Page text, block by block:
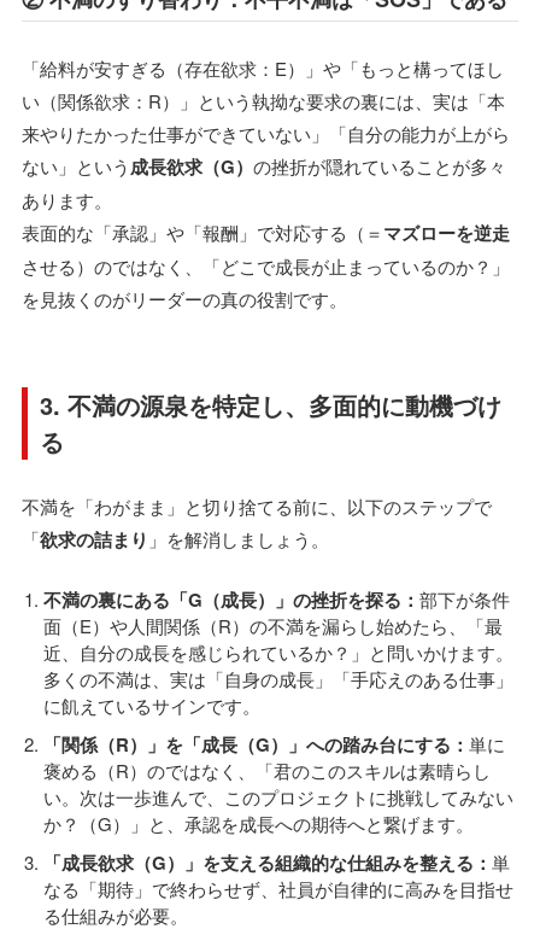
「給料が安すぎる（存在欲求：E）」や「もっと構ってほし
い（関係欲求：R）」という執拗な要求の裏には、実は「本
来やりたかった仕事ができていない」「自分の能力が上がら
ない」という成長欲求（G） の挫折が隠れていることが多々
あります。
表面的な「承認」や「報酬」で対応する（＝マズローを逆走
させる）のではなく、「どこで成長が止まっているのか？」
を見抜くのがリーダーの真の役割です。
3. 不満の源泉を特定し、多面的に動機づけ
る
不満を「わがまま」と切り捨てる前に、以下のステップで
「欲求の詰まり 」を解消しましょう。
不満の裏にある「G（成長）」の挫折を探る： 部下が条件
面（E）や人間関係（R）の不満を漏らし始めたら、「最
近、自分の成長を感じられているか？」と問いかけます。
多くの不満は、実は「自身の成長」「手応えのある仕事」
に飢えているサインです。
「関係（R）」を「成長（G）」への踏み台にする： 単に
褒める（R）のではなく、「君のこのスキルは素晴らし
い。次は一歩進んで、このプロジェクトに挑戦してみない
か？（G）」と、承認を成長への期待へと繋げます。
「成長欲求（G）」を支える組織的な仕組みを整える： 単
なる「期待」で終わらせず、社員が自律的に高みを目指せ
る仕組みが必要。